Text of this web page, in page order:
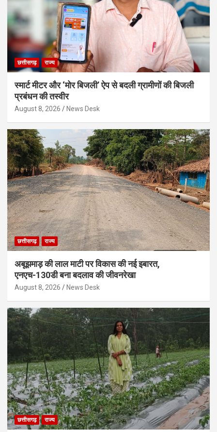
छत्तीसगढ़ राज्य
स्मार्ट मीटर और ‘मोर बिजली’ ऐप से बदली ग्रामीणों की बिजली
प्रबंधन की तस्वीर
August 8, 2026 News Desk
छत्तीसगढ़ राज्य
अबूझमाड़ की लाल माटी पर विकास की नई इबारत,
एनएच-130डी बना बदलाव की जीवनरेखा
August 8, 2026 News Desk
छत्तीसगढ़ राज्य